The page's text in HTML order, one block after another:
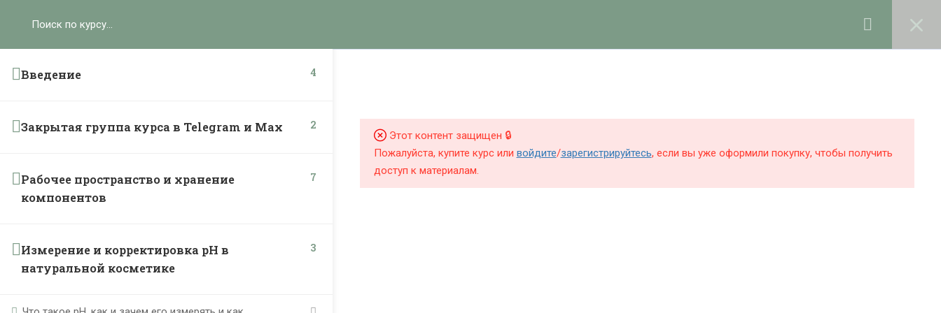
Введение 4
Закрытая группа курса в Telegram и Max 2
Рабочее пространство и хранение
компонентов
7
Измерение и корректировка рН в
натуральной косметике
3
Этот контент защищен 🔒
Пожалуйста, купите курс или войдите/зарегистрируйтесь, если вы уже оформили покупку, чтобы получить
доступ к материалам.
Ольга Ларноди, 2025
hello@lalavanda.school
КНИГИ КУРСЫ БЛОГ О ШКОЛЕ
Контакты
Карта сайта